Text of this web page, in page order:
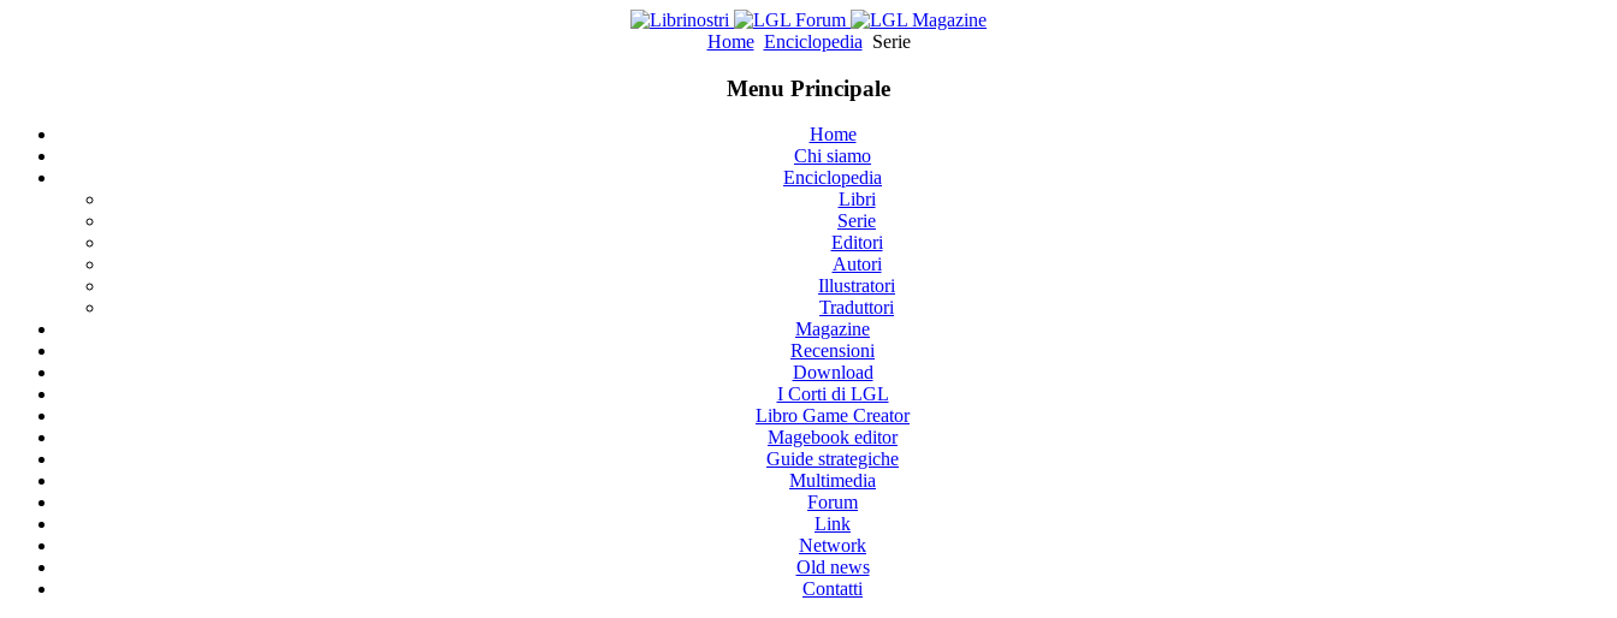
Home Enciclopedia Serie
Menu Principale
Home
Chi siamo
Enciclopedia
Libri
Serie
Editori
Autori
Illustratori
Traduttori
Magazine
Recensioni
Download
I Corti di LGL
Libro Game Creator
Magebook editor
Guide strategiche
Multimedia
Forum
Link
Network
Old news
Contatti